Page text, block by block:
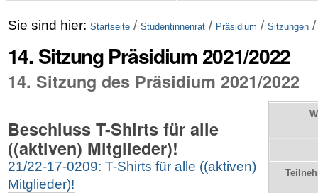
Sie sind hier: Startseite / Studentinnenrat / Präsidium / Sitzungen
14. Sitzung Präsidium 2021/2022
14. Sitzung des Präsidium 2021/2022
Beschluss T-Shirts für alle
((aktiven) Mitglieder)!
21/22-17-0209: T-Shirts für alle ((aktiven)
Mitglieder)!